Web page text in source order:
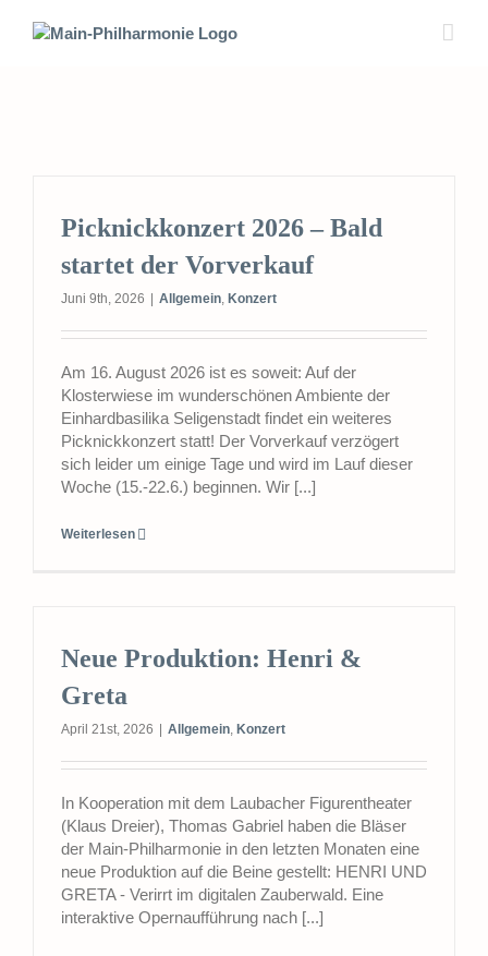
Inhalt
Picknickkonzert 2026 – Bald
startet der Vorverkauf
Juni 9th, 2026 Allgemein, Konzert
Am 16. August 2026 ist es soweit: Auf der
Klosterwiese im wunderschönen Ambiente der
Einhardbasilika Seligenstadt findet ein weiteres
Picknickkonzert statt! Der Vorverkauf verzögert
sich leider um einige Tage und wird im Lauf dieser
Woche (15.-22.6.) beginnen. Wir [...]
Weiterlesen
Neue Produktion: Henri &
Greta
April 21st, 2026 Allgemein, Konzert
In Kooperation mit dem Laubacher Figurentheater
(Klaus Dreier), Thomas Gabriel haben die Bläser
der Main-Philharmonie in den letzten Monaten eine
neue Produktion auf die Beine gestellt: HENRI UND
GRETA - Verirrt im digitalen Zauberwald. Eine
interaktive Opernaufführung nach [...]